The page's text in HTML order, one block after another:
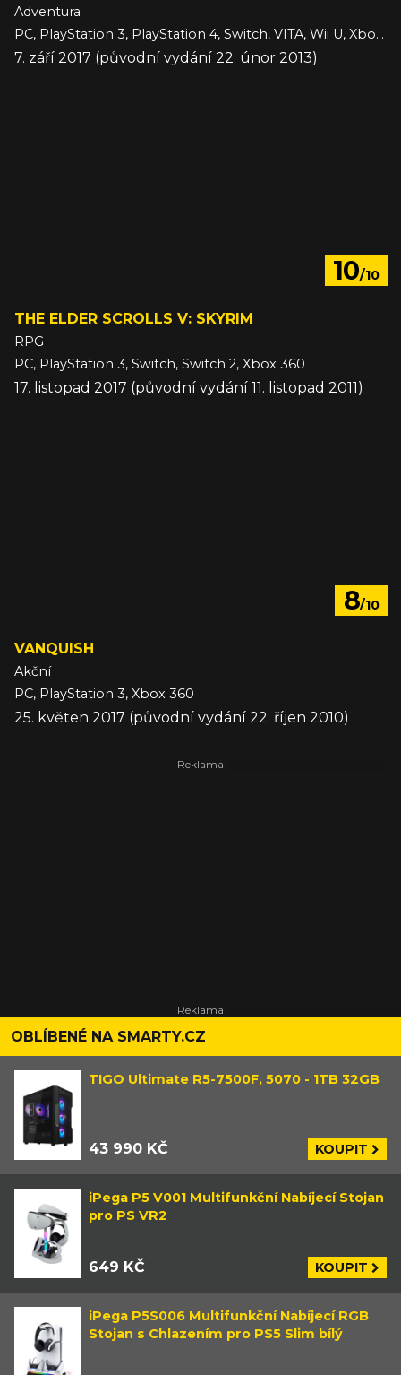
Adventura
PC, PlayStation 3, PlayStation 4, Switch, VITA, Wii U, Xbox 360, Xbox One
7. září 2017 (původní vydání 22. únor 2013)
10/10
THE ELDER SCROLLS V: SKYRIM
RPG
PC, PlayStation 3, Switch, Switch 2, Xbox 360
17. listopad 2017 (původní vydání 11. listopad 2011)
8/10
VANQUISH
Akční
PC, PlayStation 3, Xbox 360
25. květen 2017 (původní vydání 22. říjen 2010)
OBLÍBENÉ NA SMARTY.CZ
TIGO Ultimate R5-7500F, 5070 - 1TB 32GB
43 990 KČ KOUPIT
iPega P5 V001 Multifunkční Nabíjecí Stojan
pro PS VR2
649 KČ KOUPIT
iPega P5S006 Multifunkční Nabíjecí RGB
Stojan s Chlazením pro PS5 Slim bílý